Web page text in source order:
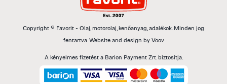
Copyright © Favorit - Olaj, motorolaj, kenőanyag, adalékok. Minden jog
fentartva.Website and design by Voov
A kényelmes fizetést a Barion Payment Zrt. biztosítja.